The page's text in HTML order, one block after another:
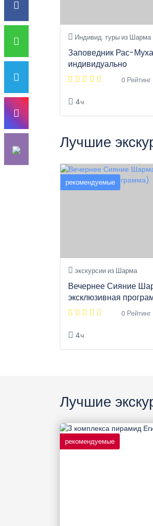
Индивид. туры из Шарма
Заповедник Рас-
индивидуально
0 Рейтинг
4ч
Лучшие
рекомендуемые
экскурсии из Шарма
Вечернее Сияние
эксклюзивная
0 Рейтинг
4ч
Лучшие
рекомендуемые